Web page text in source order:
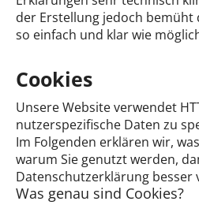
der Erstellung jedoch bemüht
so einfach und klar wie
Cookies
Unsere Website verwendet
nutzerspezifische Daten zu
Im Folgenden erklären wir,
warum Sie genutzt werden,
Datenschutzerklärung besser
Was genau sind Cookies?